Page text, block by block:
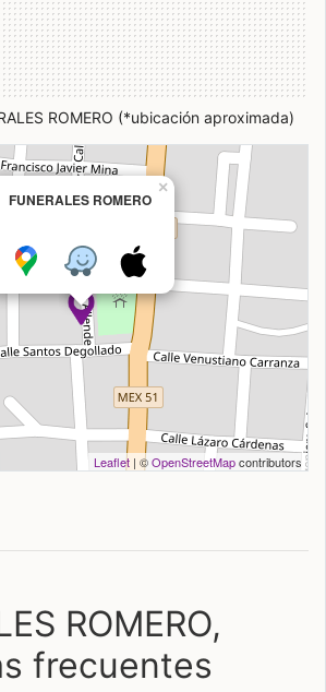
ROMERO (*ubicación aproximada)
FUNERALES ROMERO
×
Leaflet | ©OpenStreetMapcontributors
ROMERO,
frecuentes